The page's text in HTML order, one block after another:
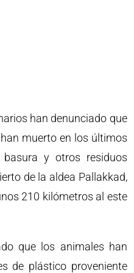
han denunciado que
han muerto en los últimos
y otros residuos
de la aldea Pallakkad,
210 kilómetros al este
que los animales han
de plástico proveniente